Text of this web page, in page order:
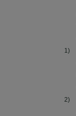
1)
2)